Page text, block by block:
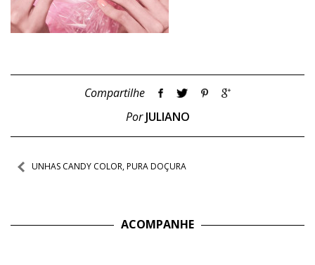
Compartilhe
PorJULIANO
Navegação
UNHAS CANDY COLOR, PURA DOÇURA
ACOMPANHE